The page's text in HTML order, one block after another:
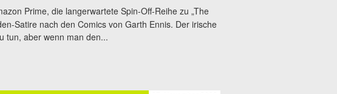
Prime, die langerwartete Spin-Off-Reihe zu „The
Satire nach den Comics von Garth Ennis. Der irische
tun, aber wenn man den...